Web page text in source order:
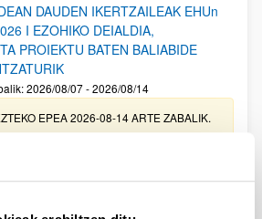
DAUDEN IKERTZAILEAK EHUn
I EZOHIKO DEIALDIA,
PROIEKTU BATEN BALIABIDE
2026/08/07 - 2026/08/14
EPEA 2026-08-14 ARTE ZABALIK.
Zientifikoa eta Funts Bibliografikoak
2026